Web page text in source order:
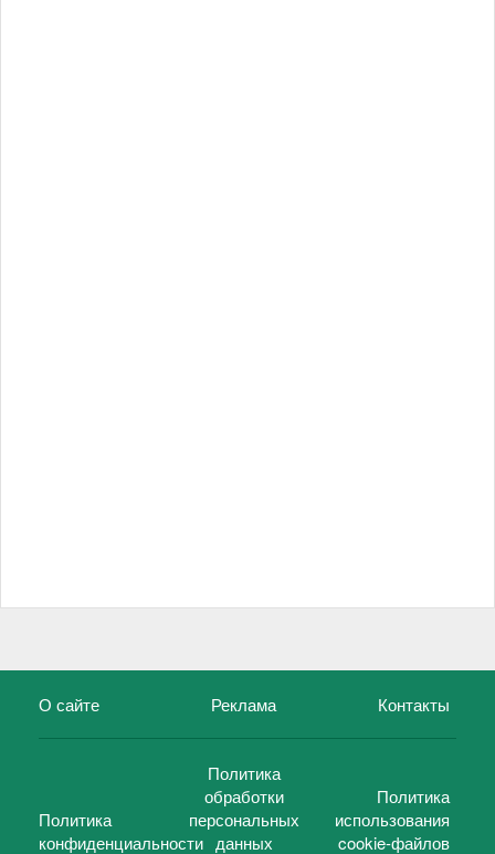
О сайте Реклама Контакты
Политика
конфиденциальности
Политика
обработки
персональных
данных
Политика
использования
cookie-файлов